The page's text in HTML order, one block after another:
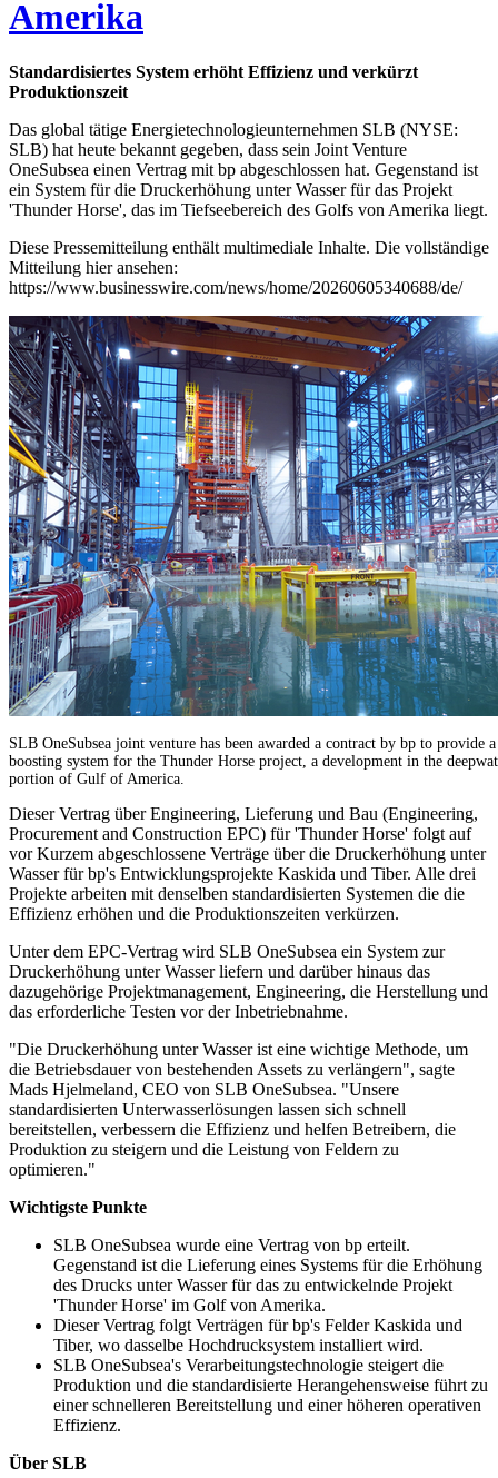
Amerika
Standardisiertes System erhöht Effizienz und verkürzt
Produktionszeit
Das global tätige Energietechnologieunternehmen SLB (NYSE:
SLB) hat heute bekannt gegeben, dass sein Joint Venture
OneSubsea einen Vertrag mit bp abgeschlossen hat. Gegenstand ist
ein System für die Druckerhöhung unter Wasser für das Projekt
'Thunder Horse', das im Tiefseebereich des Golfs von Amerika liegt.
Diese Pressemitteilung enthält multimediale Inhalte. Die vollständige
Mitteilung hier ansehen:
https://www.businesswire.com/news/home/20260605340688/de/
SLB OneSubsea joint venture has been awarded a contract by bp to provide a
boosting system for the Thunder Horse project, a development in the
portion of Gulf of America.
Dieser Vertrag über Engineering, Lieferung und Bau (Engineering,
Procurement and Construction EPC) für 'Thunder Horse' folgt auf
vor Kurzem abgeschlossene Verträge über die Druckerhöhung unter
Wasser für bp's Entwicklungsprojekte Kaskida und Tiber. Alle drei
Projekte arbeiten mit denselben standardisierten Systemen die die
Effizienz erhöhen und die Produktionszeiten verkürzen.
Unter dem EPC-Vertrag wird SLB OneSubsea ein System zur
Druckerhöhung unter Wasser liefern und darüber hinaus das
dazugehörige Projektmanagement, Engineering, die Herstellung und
das erforderliche Testen vor der Inbetriebnahme.
"Die Druckerhöhung unter Wasser ist eine wichtige Methode, um
die Betriebsdauer von bestehenden Assets zu verlängern", sagte
Mads Hjelmeland, CEO von SLB OneSubsea. "Unsere
standardisierten Unterwasserlösungen lassen sich schnell
bereitstellen, verbessern die Effizienz und helfen Betreibern, die
Produktion zu steigern und die Leistung von Feldern zu
optimieren."
Wichtigste Punkte
SLB OneSubsea wurde eine Vertrag von bp erteilt.
Gegenstand ist die Lieferung eines Systems für die Erhöhung
des Drucks unter Wasser für das zu entwickelnde Projekt
'Thunder Horse' im Golf von Amerika.
Dieser Vertrag folgt Verträgen für bp's Felder Kaskida und
Tiber, wo dasselbe Hochdrucksystem installiert wird.
SLB OneSubsea's Verarbeitungstechnologie steigert die
Produktion und die standardisierte Herangehensweise führt zu
einer schnelleren Bereitstellung und einer höheren operativen
Effizienz.
Über SLB